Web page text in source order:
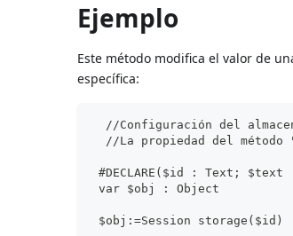
Ejemplo
Este método modifica el valor de
específica:
//Configuración del
//La propiedad del método
#DECLARE($id : Text; $text
var $obj : Object
$obj:=Session storage($id)